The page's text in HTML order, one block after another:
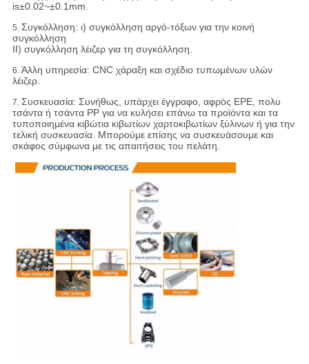
is±0.02~±0.1mm.
5. Συγκόλληση: ι) συγκόλληση αργό-τόξων για την κοινή
συγκόλληση
ΙΙ) συγκόλληση λέιζερ για τη συγκόλληση.
6. Άλλη υπηρεσία: CNC χάραξη και σχέδιο τυπωμένων υλών
λέιζερ.
7. Συσκευασία: Συνήθως, υπάρχει έγγραφο, αφρός EPE, πολυ
τσάντα ή τσάντα PP για να κυλήσει επάνω τα προϊόντα και τα
τυποποιημένα κιβώτια κιβωτίων χαρτοκιβωτίων ξύλινων ή για την
τελική συσκευασία. Μπορούμε επίσης να συσκευάσουμε και
σκάφος σύμφωνα με τις απαιτήσεις του πελάτη.